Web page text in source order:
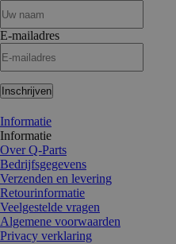
E-mailadres
Inschrijven
Informatie
Informatie
Over Q-Parts
Bedrijfsgegevens
Verzenden en levering
Retourinformatie
Veelgestelde vragen
Algemene voorwaarden
Privacy verklaring